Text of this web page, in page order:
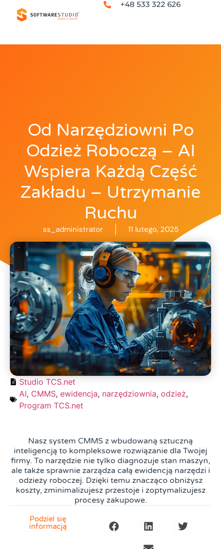
+48 533 322 626
Od Narzędziowni Po
Odzież Roboczą – AI
Wspiera Każdą Część
Zakładu – Utrzymanie
Ruchu
ss_administrator 11 lutego, 2025
Studio TCS.net
AI, CMMS, ewidencja, narzędziownia, odzież,
Program TCS.net
Nasz system CMMS z wbudowaną sztuczną
inteligencją to kompleksowe rozwiązanie dla Twojej
firmy. To narzędzie nie tylko diagnozuje stan maszyn,
ale także sprawnie zarządza całą ewidencją narzędzi i
odzieży roboczej. Dzięki temu znacząco obniżysz
koszty, zminimalizujesz przestoje i zoptymalizujesz
procesy zakupowe.
Podziel się
informacją